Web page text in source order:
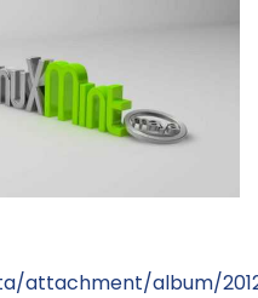
attachment/album/